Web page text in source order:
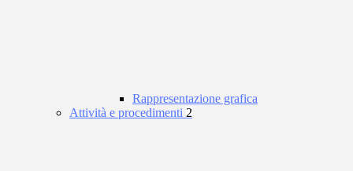
Rappresentazione grafica
Attività e procedimenti 2